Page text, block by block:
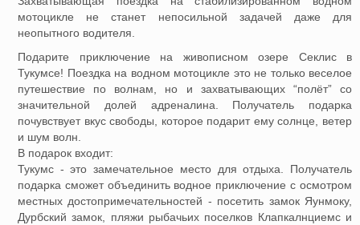
мотоцикле не станет непосильной задачей даже для
неопытного водителя.
Подарите приключение на живописном озере Секлис в
Тукумсе! Поездка на водном мотоцикле это не только веселое
путешествие по волнам, но и захватывающих “полёт” со
значительной долей адреналина. Получатель подарка
почувствует вкус свободы, которое подарит ему солнце, ветер
и шум волн.
В подарок входит:
Тукумс - это замечательное место для отдыха. Получатель
подарка сможет объединить водное приключение с осмотром
местных достопримечательностей - посетить замок Яунмоку,
Дурбский замок, пляжи рыбачьих поселков Клапкалнциемс и